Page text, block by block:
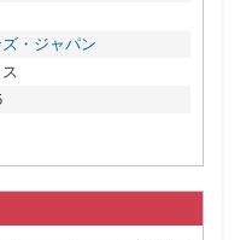
・ジャパン